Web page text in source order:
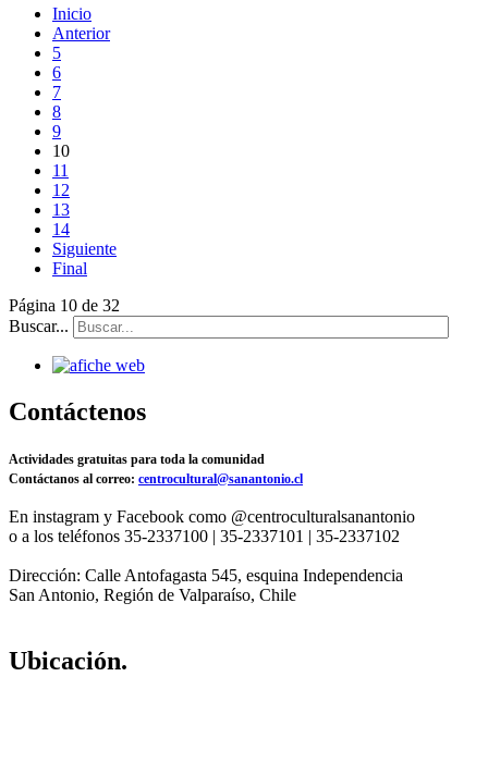
Inicio
Anterior
5
6
7
8
9
10
11
12
13
14
Siguiente
Final
Página 10 de 32
Buscar...
Contáctenos
Actividades gratuitas para toda la comunidad
Contáctanos al correo: centrocultural@sanantonio.cl
En instagram y Facebook como @centroculturalsanantonio
o a los teléfonos 35-2337100 | 35-2337101 | 35-2337102
Dirección: Calle Antofagasta 545, esquina Independencia
San Antonio, Región de Valparaíso, Chile
Ubicación.